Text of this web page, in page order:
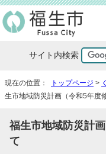
サイト内検索
現在の位置： トップページ >
生市地域防災計画（令和5年度
福生市地域防災計
て